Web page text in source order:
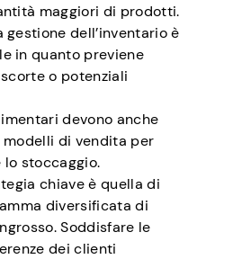
maggiori di prodotti.
gestione dell’inventario è
in quanto previene
o potenziali
devono anche
di vendita per
stoccaggio.
chiave è quella di
diversificata di
Soddisfare le
dei clienti